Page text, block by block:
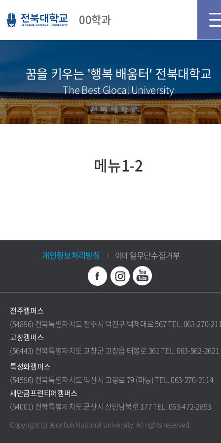
00학과
꿈을 키우는 '행복 배움터' 전북대학교
The Best Glocal University
메뉴1-2
개인정보처리방침 이메일무단수집거부
전주캠퍼스
(54896) 전북특별자치도 전주시 덕진구 백제대로 567 TEL. 063-270-
고창캠퍼스
(56443) 전북특별자치도 고창군 고창읍 태봉로 361 TEL. 063-562-2621
특성화캠퍼스
(54596) 전북특별자치도 익산시 고봉로 79 (마동) TEL. 063-270-2114
새만금프런티어캠퍼스
(54001) 전북특별자치도 군산시 산단남북로 177 TEL. 063-472-2893
Copyright (c) Jeonbuk National University.All rights reserved.